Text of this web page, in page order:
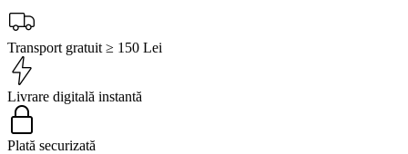
Transport gratuit ≥ 150 Lei
Livrare digitală instantă
Plată securizată